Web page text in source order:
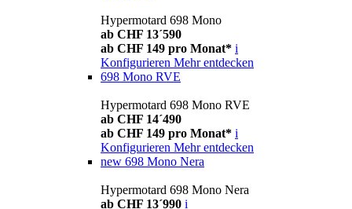
Hypermotard 698 Mono
ab CHF 13´590
ab CHF 149 pro Monat* i
Konfigurieren Mehr entdecken
698 Mono RVE
Hypermotard 698 Mono RVE
ab CHF 14´490
ab CHF 149 pro Monat* i
Konfigurieren Mehr entdecken
new 698 Mono Nera
Hypermotard 698 Mono Nera
ab CHF 13´990 i